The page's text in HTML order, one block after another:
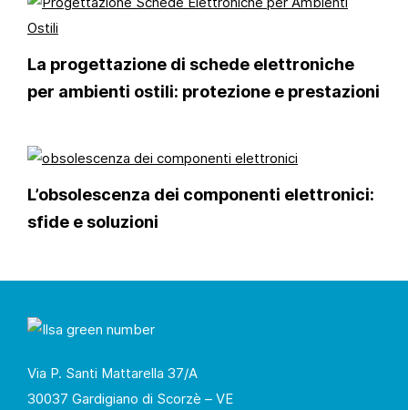
La progettazione di schede elettroniche
per ambienti ostili: protezione e prestazioni
L’obsolescenza dei componenti elettronici:
sfide e soluzioni
Via P. Santi Mattarella 37/A
30037 Gardigiano di Scorzè – VE